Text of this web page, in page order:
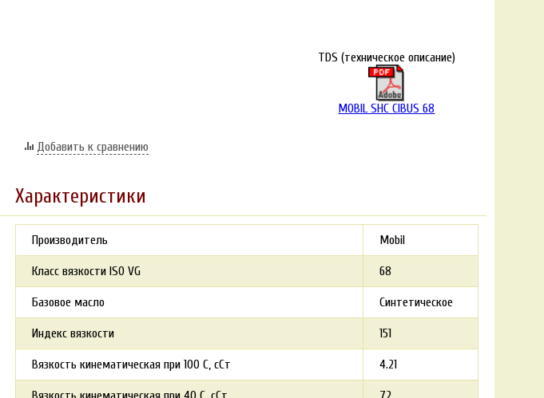
TDS (техническое описание)
MOBIL SHC CIBUS 68
Добавить к сравнению
Характеристики
Производитель Mobil
Класс вязкости ISO VG 68
Базовое масло Синтетическое
Индекс вязкости 151
Вязкость кинематическая при 100 С, сСт 4.21